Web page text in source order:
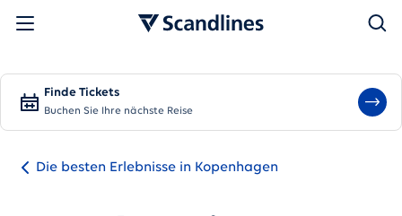
Suchen
Finde Tickets
Buchen Sie Ihre nächste Reise
Die besten Erlebnisse in Kopenhagen